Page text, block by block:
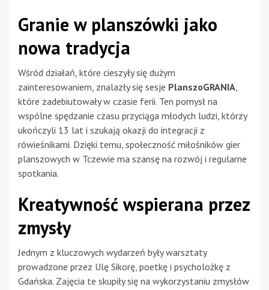
Granie w planszówki jako
nowa tradycja
Wśród działań, które cieszyły się dużym
zainteresowaniem, znalazły się sesje PlanszoGRANIA
które zadebiutowały w czasie ferii. Ten pomysł na
wspólne spędzanie czasu przyciąga młodych ludzi, którzy
ukończyli 13 lat i szukają okazji do integracji z
rówieśnikami. Dzięki temu, społeczność miłośników gier
planszowych w Tczewie ma szansę na rozwój i regularne
spotkania.
Kreatywność wspierana przez
zmysły
Jednym z kluczowych wydarzeń były warsztaty
prowadzone przez Ulę Sikorę, poetkę i psycholożkę z
Gdańska. Zajęcia te skupiły się na wykorzystaniu zmysłów